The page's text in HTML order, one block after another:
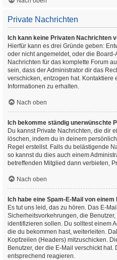
Private Nachrichten
Ich kann keine Privaten Nachrichten
Hierfür kann es drei Gründe geben:
oder nicht angemeldet, oder die
Nachrichten für das komplette Forum
sein, dass der Administrator dir das
verschicken, entzogen hat. Kontaktiere
Informationen zu erhalten.
Nach oben
Ich bekomme ständig unerwünschte
Du kannst Private Nachrichten, die dir
löschen, indem du in deinem
Regel erstellst. Falls du belästigende
so kannst du dies auch einem
betreffenden Mitglied dann verbieten,
Nach oben
Ich habe eine Spam-E-Mail von
Es tut uns leid, das zu hören. Das E-
Sicherheitsvorkehrungen, die
identifizieren sollen. Du solltest einem
die du bekommen hast, weiterleiten.
Kopfzeilen (Headers) mitzuschicken.
Benutzer, der die E-Mail verschickt hat.
entsprechend reagieren.